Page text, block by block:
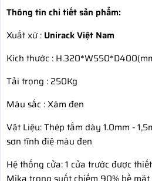
Thông tin chi tiết sản phẩm:
Xuất xứ : Unirack Việt Nam
Kích thước :
Tải trọng : 250Kg
Màu sắc : Xám đen
Vật Liệu: Thép tấm dày 1.0mm -
sơn tĩnh điệ màu đen
Hệ thống cửa: 1 cửa trước được